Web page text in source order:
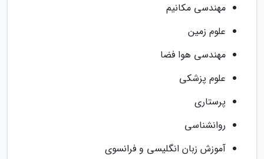
مهندسی مکانیم
علوم زمین
مهندسی هوا فضا
علوم پزشکی
پرستاری
روانشناسی
آموزش زبان انگلیسی و فرانسوی